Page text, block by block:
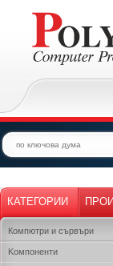
КАТЕГОРИИ
Компютри и сървъри
Kомпоненти